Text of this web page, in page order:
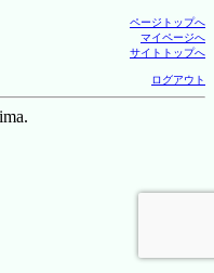
ページトップへ
マイページへ
サイトトップへ
ログアウト